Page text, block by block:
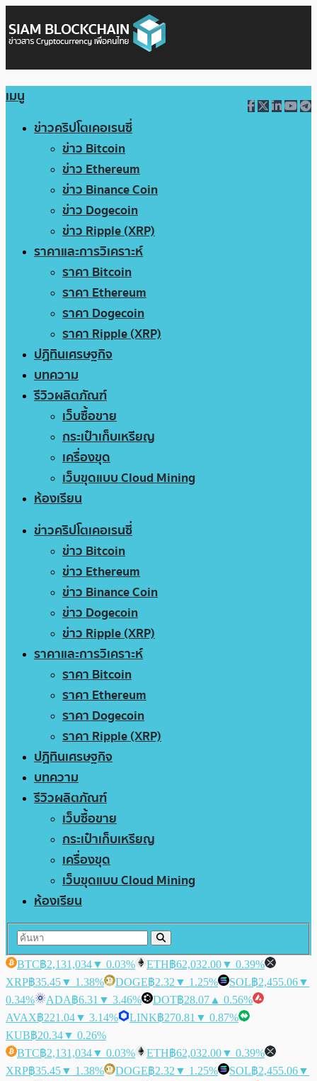
เมนู
ข่าวคริปโตเคอเรนซี่
ข่าว Bitcoin
ข่าว Ethereum
ข่าว Binance Coin
ข่าว Dogecoin
ข่าว Ripple (XRP)
ราคาและการวิเคราะห์
ราคา Bitcoin
ราคา Ethereum
ราคา Dogecoin
ราคา Ripple (XRP)
ปฏิทินเศรษฐกิจ
บทความ
รีวิวผลิตภัณฑ์
เว็บซื้อขาย
กระเป๋าเก็บเหรียญ
เครื่องขุด
เว็บขุดแบบ Cloud Mining
ห้องเรียน
ข่าวคริปโตเคอเรนซี่
ข่าว Bitcoin
ข่าว Ethereum
ข่าว Binance Coin
ข่าว Dogecoin
ข่าว Ripple (XRP)
ราคาและการวิเคราะห์
ราคา Bitcoin
ราคา Ethereum
ราคา Dogecoin
ราคา Ripple (XRP)
ปฏิทินเศรษฐกิจ
บทความ
รีวิวผลิตภัณฑ์
เว็บซื้อขาย
กระเป๋าเก็บเหรียญ
เครื่องขุด
เว็บขุดแบบ Cloud Mining
ห้องเรียน
BTC฿2,131,034▼ 0.03% ETH฿62,032.00▼ 0.39%
XRP฿35.45▼ 1.38% DOGE฿2.32 ▼ 1.25% SOL฿2,455.06▼
0.34%
ADA฿6.31 ▼ 3.46% DOT฿28.07 ▲ 0.56%
AVAX฿221.04▼ 3.14% LINK฿270.81 ▼ 0.87%
KUB฿20.34▼ 0.26%
BTC฿2,131,034▼ 0.03% ETH฿62,032.00▼ 0.39%
XRP฿35.45▼ 1.38% DOGE฿2.32 ▼ 1.25% SOL฿2,455.06▼